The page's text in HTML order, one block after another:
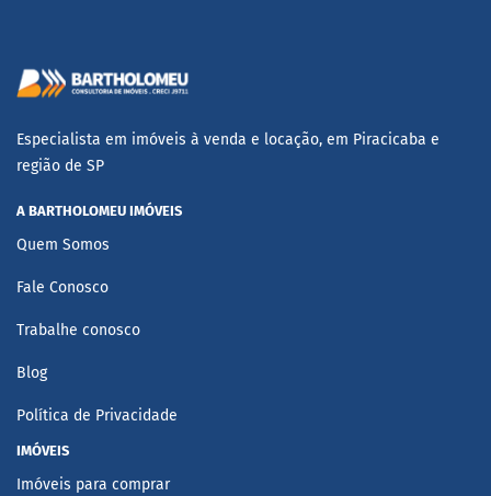
Especialista em imóveis à venda e locação, em Piracicaba e
região de SP
A BARTHOLOMEU IMÓVEIS
Quem Somos
Fale Conosco
Trabalhe conosco
Blog
Política de Privacidade
IMÓVEIS
Imóveis para comprar